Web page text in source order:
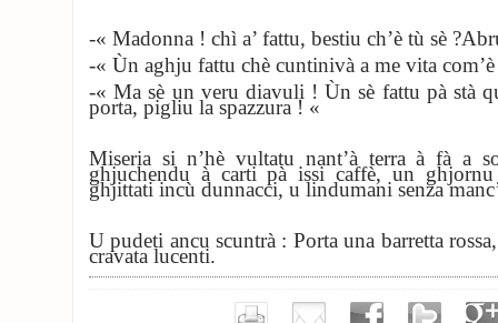
-« Madonna ! chì a’ fattu, bestiu ch’è tù sè
-« Ùn aghju fattu chè cuntinivà a me vita
-« Ma sè un veru diavuli !Ùn sè fattu pà stà
porta, pigliu la spazzura ! «
Miseria si n’hè vultatu nant’à terra à fà a
ghjuchendu à carti pà issi caffè, un ghjornu
ghjittati incù dunnacci, u lindumani senza
U pudeti ancu scuntrà : Porta una barretta
cravata lucenti.